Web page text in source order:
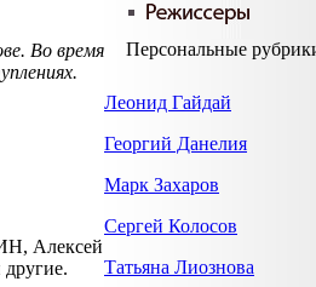
Во время
Алексей
Персональные
Леонид Гайдай
Георгий Данелия
Марк Захаров
Сергей Колосов
Татьяна Лиознова